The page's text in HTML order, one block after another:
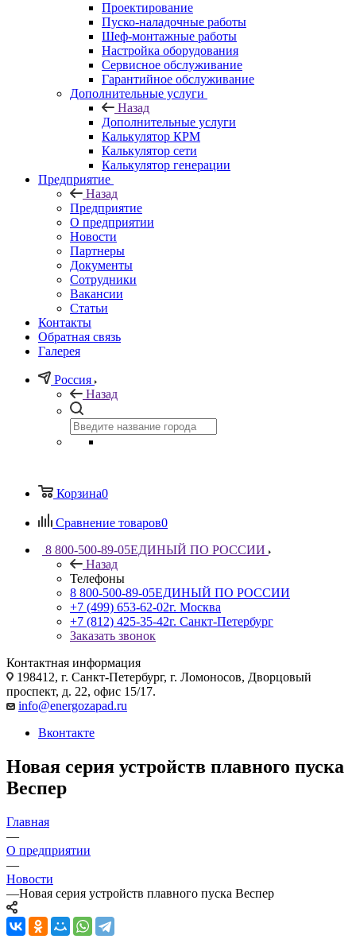
Проектирование
Пуско-наладочные работы
Шеф-монтажные работы
Настройка оборудования
Сервисное обслуживание
Гарантийное обслуживание
Дополнительные услуги
Назад
Дополнительные услуги
Калькулятор КРМ
Калькулятор сети
Калькулятор генерации
Предприятие
Назад
Предприятие
О предприятии
Новости
Партнеры
Документы
Сотрудники
Вакансии
Статьи
Контакты
Обратная связь
Галерея
Россия
Назад
Корзина0
Сравнение товаров0
8 800-500-89-05ЕДИНЫЙ ПО РОССИИ
Назад
Телефоны
8 800-500-89-05ЕДИНЫЙ ПО РОССИИ
+7 (499) 653-62-02г. Москва
+7 (812) 425-35-42г. Санкт-Петербург
Заказать звонок
Контактная информация
198412, г. Санкт-Петербург, г. Ломоносов, Дворцовый
проспект, д. 22, офис 15/17.
info@energozapad.ru
Вконтакте
Новая серия устройств плавного пуска
Веспер
Главная
—
О предприятии
—
Новости
—Новая серия устройств плавного пуска Веспер